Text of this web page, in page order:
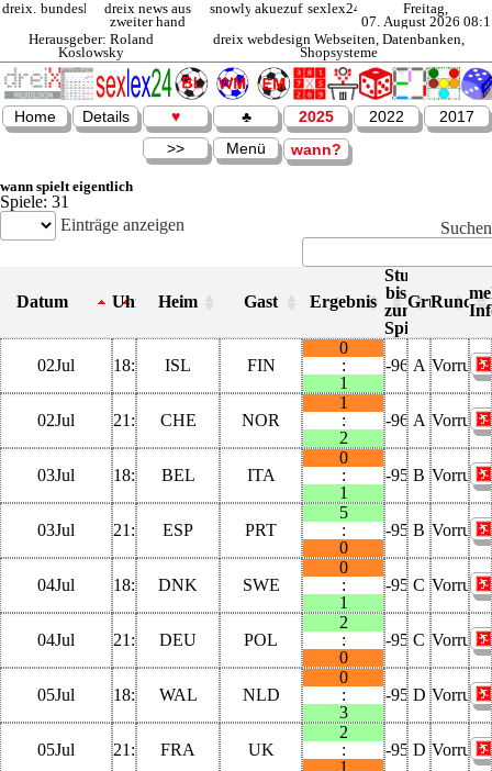
dreix.debundesligadreix news aus
zweiter hand
snowly.deakuezufi.desexlex24.de
Freitag,
07. August 2026
Herausgeber: Roland
Koslowsky
dreix webdesign Webseiten, Datenbanken,
Shopsysteme
Home Details ♥ ♣ 2025 2022
2017
>>
Menü wann?
wann spielt eigentlich
Spiele: 31
Einträge anzeigen
Suchen
Datum UhrzeitHeim Gast Ergebnis
Stunden
bis
zum
Spiel
Gruppe
Runde
02Jul 18:00:00ISL FIN
0
:
1
-9614
A
02Jul 21:00:00CHE NOR
1
:
2
-9611
A
03Jul 18:00:00BEL ITA
0
:
1
-9590
B
03Jul 21:00:00ESP PRT
5
:
0
-9587
B
04Jul 18:00:00DNK SWE
0
:
1
-9566
C
04Jul 21:00:00DEU POL
2
:
0
-9563
C
05Jul 18:00:00WAL NLD
0
:
3
-9542
D
05Jul 21:00:00FRA UK
2
:
1
-9539
D